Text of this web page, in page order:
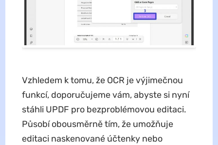
Vzhledem k tomu, že OCR je výjimečnou
funkcí, doporučujeme vám, abyste si nyní
stáhli UPDF pro bezproblémovou editaci.
Působí obousměrně tím, že umožňuje
editaci naskenované účtenky nebo